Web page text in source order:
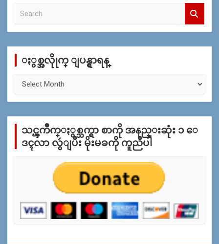
c
ႏွစ္အလိုုက္ ျပန္ရွာရန္
က္
န္
သင္ၾကိဳက္ႏွစ္သက္ရာ စာကို အနည္းဆုံး ၁ ေ
ဒၚလာ လွဴျပီး မိုးမခကို ကူညီပါ